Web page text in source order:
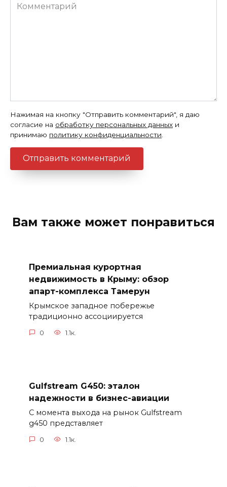
Комментарий
Нажимая на кнопку "Отправить комментарий", я даю
согласие на обработку персональных данных и
принимаю политику конфиденциальности
Вам также может понравиться
Премиальная курортная
недвижимость в Крыму: обзор
апарт-комплекса Тамерун
Крымское западное побережье
традиционно ассоциируется
0 1.1к.
Gulfstream G450: эталон
надежности в бизнес-авиации
С момента выхода на рынок Gulfstream
g450 представляет
0 1.1к.